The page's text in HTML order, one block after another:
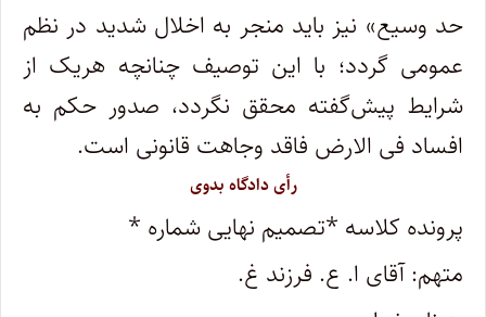
حد وسیع» نیز باید منجر به اخلال شدید در نظم
عمومی گردد؛ با این توصیف چنانچه هریک از
شرایط پیش‌گفته محقق نگردد، صدور حکم به
افساد فی الارض فاقد وجاهت قانونی است.
رأی دادگاه بدوی
پرونده کلاسه *تصمیم نهایی شماره *
متهم: آقای ا. ع. فرزند غ.